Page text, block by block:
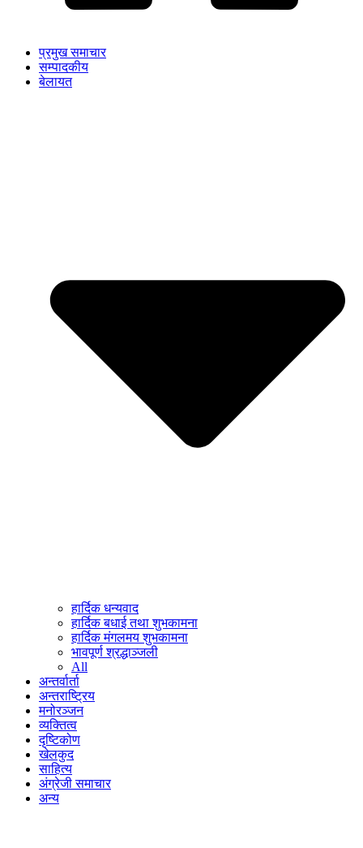
प्रमुख समाचार
सम्पादकीय
बेलायत
हार्दिक धन्यवाद
हार्दिक बधाई तथा शुभकामना
हार्दिक मंगलमय शुभकामना
भावपूर्ण श्रद्धाञ्जली
All
अन्तर्वार्ता
अन्तराष्ट्रिय
मनोरञ्जन
व्यक्तित्व
दृष्टिकोण
खेलकुद
साहित्य
अंग्रेजी समाचार
अन्य